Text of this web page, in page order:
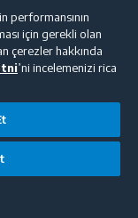
sistemi sunarken,
hizmet verir.
inşa edilmiş, daha
çoğu özelliğinden
gereklidir.
erişebilir.
performansının
için gerekli olan
çerezler hakkında
’ni incelemenizi rica